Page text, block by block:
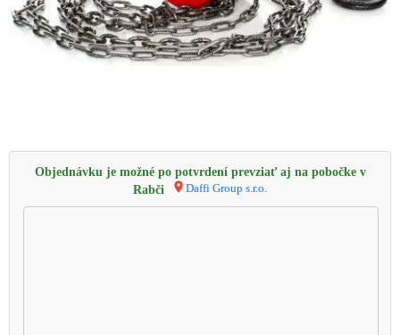
Objednávku je možné po potvrdení prevziať aj na pobočke v
Rabči
Daffi Group s.r.o.